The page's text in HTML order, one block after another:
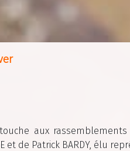
aux rassemblements
et de Patrick BARDY, élu